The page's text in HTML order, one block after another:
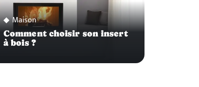
Maison
Comment choisir son insert
à bois ?